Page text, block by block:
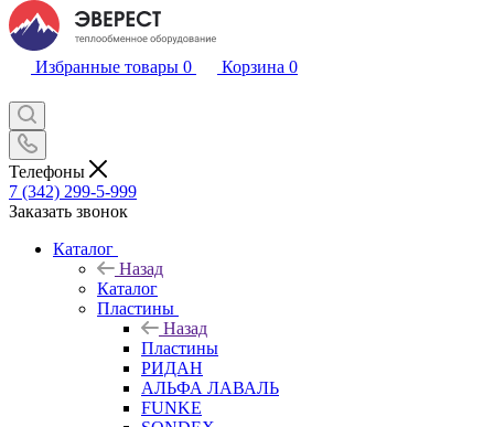
Избранные товары 0 Корзина 0
Телефоны
7 (342) 299-5-999
Заказать звонок
Каталог
Назад
Каталог
Пластины
Назад
Пластины
РИДАН
АЛЬФА ЛАВАЛЬ
FUNKE